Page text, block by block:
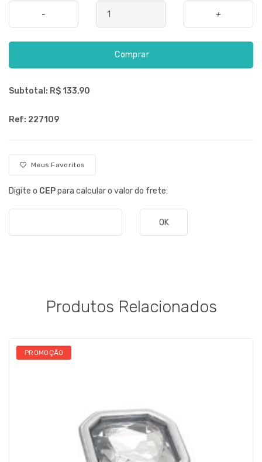
- +
Comprar
Subtotal: R$ 133,90
Ref: 227109
Meus Favoritos
Digite o CEPpara calcular o valor do frete:
OK
Produtos Relacionados
PROMOÇÃO